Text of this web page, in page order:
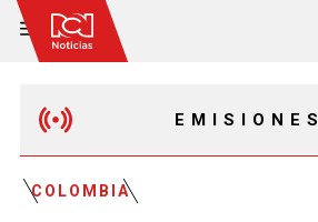
EMISIONES
COLOMBIA